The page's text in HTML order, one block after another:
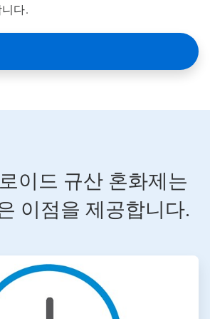
다.
이드 규산 혼화제는
이점을 제공합니다.
ArticleTile
1/4